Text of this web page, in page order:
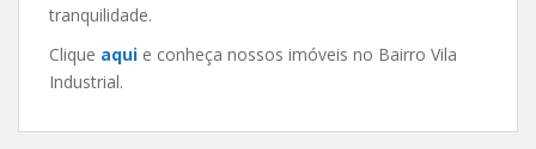
tranquilidade.
Clique aqui e conheça nossos imóveis no Bairro Vila
Industrial.